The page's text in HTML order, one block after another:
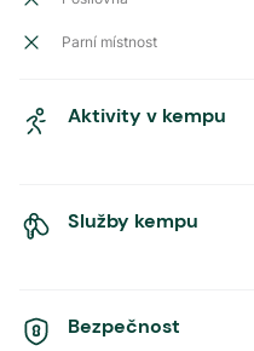
Parní místnost
Aktivity v kempu
Služby kempu
Bezpečnost